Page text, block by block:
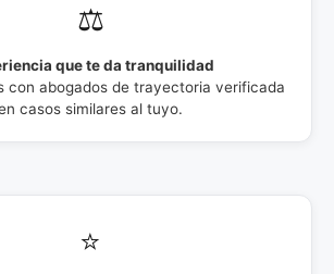
⚖️
que te da tranquilidad
con abogados de trayectoria verificada
casos similares al tuyo.
⭐